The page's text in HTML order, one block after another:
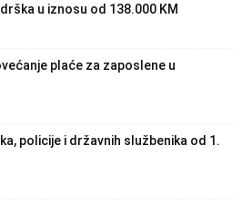
u iznosu od 138.000 KM
plaće za zaposlene u
policije i državnih službenika od 1.